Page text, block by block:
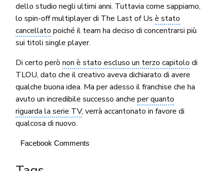
dello studio negli ultimi anni. Tuttavia come sappiamo,
lo spin-off multiplayer di The Last of Usè stato
cancellato poiché il team ha deciso di concentrarsi più
sui titoli single player.
Di certo perònon è stato escluso un terzo capitolo di
TLOU, dato che il creativo aveva dichiarato di avere
qualche buona idea. Ma per adesso il franchise che ha
avuto un incredibile successo ancheper quanto
riguarda la serie TV, verrà accantonato in favore di
qualcosa di nuovo.
Facebook Comments